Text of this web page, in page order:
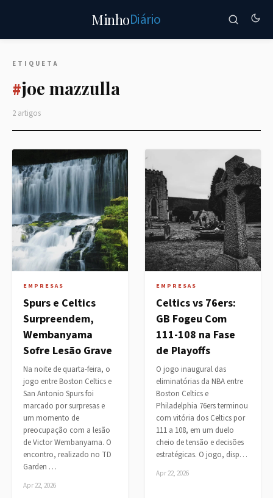
MinhoDiário
ETIQUETA
#joe mazzulla
2 artigos
EMPRESAS
Spurs e Celtics
Surpreendem,
Wembanyama
Sofre Lesão Grave
Na noite de quarta-feira, o
jogo entre Boston Celtics e
San Antonio Spurs foi
marcado por surpresas e
um momento de
preocupação com a lesão
de Victor Wembanyama. O
encontro, realizado no TD
Garden …
Apr 22, 2026
EMPRESAS
Celtics vs 76ers:
GB Fogeu Com
111-108 na Fase
de Playoffs
O jogo inaugural das
eliminatórias da NBA entre
Boston Celtics e
Philadelphia 76ers terminou
com vitória dos Celtics por
111 a 108, em um duelo
cheio de tensão e decisões
estratégicas. O jogo, disp…
Apr 22, 2026